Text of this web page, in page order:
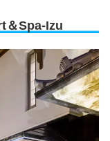
＆Spa-Izu